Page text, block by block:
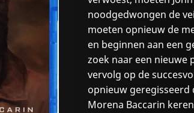
noodgedwongen de
moeten opnieuw de
en beginnen aan een
zoek naar een nieuwe
vervolg op de
opnieuw geregisseerd
Morena Baccarin